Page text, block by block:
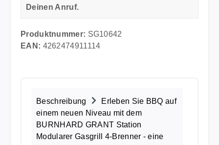
Deinen Anruf.
Produktnummer: SG10642
EAN: 4262474911114
Beschreibung
Erleben Sie BBQ auf
einem neuen Niveau mit dem
BURNHARD GRANT Station
Modularer Gasgrill 4-Brenner - eine